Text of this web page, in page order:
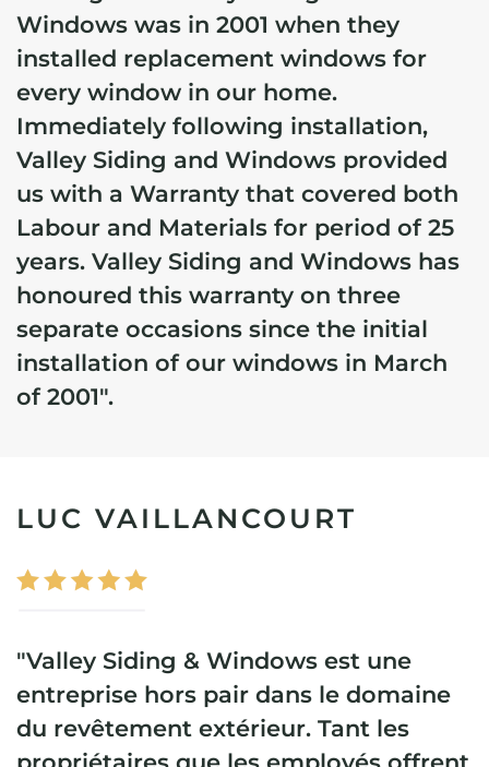
Windows was in 2001 when they
installed replacement windows for
every window in our home.
Immediately following installation,
Valley Siding and Windows provided
us with a Warranty that covered both
Labour and Materials for period of 25
years. Valley Siding and Windows has
honoured this warranty on three
separate occasions since the initial
installation of our windows in March
of 2001".
LUC VAILLANCOURT
"Valley Siding & Windows est une
entreprise hors pair dans le domaine
du revêtement extérieur. Tant les